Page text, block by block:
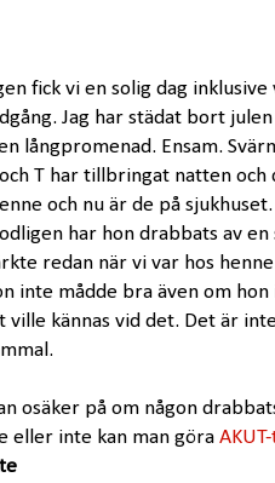
fick vi en solig dag inklusive
Jag har städat bort julen
långpromenad. Ensam.
T har tillbringat natten och
och nu är de på sjukhuset.
har hon drabbats av en
redan när vi var hos
inte mådde bra även om hon
ville kännas vid det. Det är
osäker på om någon
eller inte kan man göra